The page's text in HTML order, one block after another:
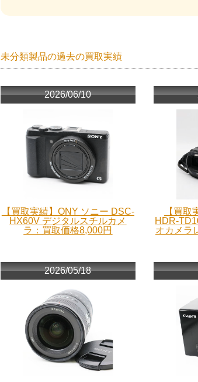
未分類製品の過去の買取実績
2026/06/10
【買取実績】ONY ソニー DSC-
HX60V デジタルスチルカメ
ラ：買取価格8,000円
【買取
HDR-
オカメラ
2026/05/18